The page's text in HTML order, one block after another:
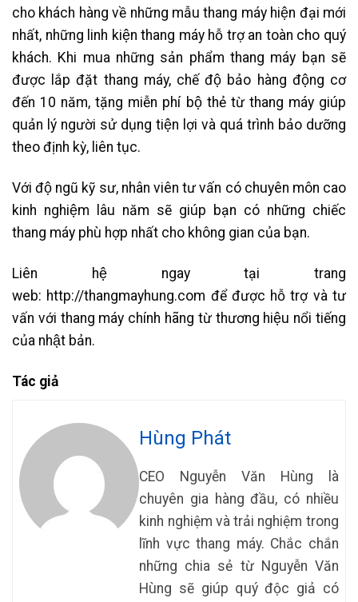
cho khách hàng về những mẫu thang máy hiện đại mới
nhất, những linh kiện thang máy hỗ trợ an toàn cho quý
khách. Khi mua những sản phẩm thang máy bạn sẽ
được lắp đặt thang máy, chế độ bảo hàng động cơ
đến 10 năm, tặng miễn phí bộ thẻ từ thang máy giúp
quản lý người sử dụng tiện lợi và quá trình bảo dưỡng
theo định kỳ, liên tục.
Với độ ngũ kỹ sư, nhân viên tư vấn có chuyên môn cao
kinh nghiệm lâu năm sẽ giúp bạn có những chiếc
thang máy phù hợp nhất cho không gian của bạn.
Liên hệ ngay tại trang
web: http://thangmayhung.com để được hỗ trợ và tư
vấn với thang máy chính hãng từ thương hiệu nổi tiếng
của nhật bản.
Tác giả
Hùng Phát
CEO Nguyễn Văn Hùng là
chuyên gia hàng đầu, có nhiều
kinh nghiệm và trải nghiệm trong
lĩnh vực thang máy. Chắc chắn
những chia sẻ từ Nguyễn Văn
Hùng sẽ giúp quý độc giả có